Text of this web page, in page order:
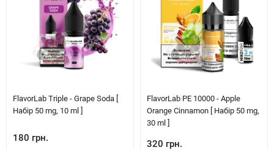
FlavorLab Triple - Grape Soda [
Набір 50 mg, 10 ml ]
180 грн.
FlavorLab PE 10000 - Apple
Orange Cinnamon [ Набір 50 mg,
30 ml ]
320 грн.